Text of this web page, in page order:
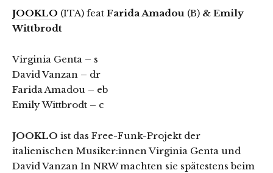
JOOKLO (ITA) feat Farida Amadou (B) & Emily
Wittbrodt
Virginia Genta – s
David Vanzan – dr
Farida Amadou – eb
Emily Wittbrodt – c
JOOKLO ist das Free-Funk-Projekt der
italienischen Musiker:innen Virginia Genta und
David Vanzan In NRW machten sie spätestens beim